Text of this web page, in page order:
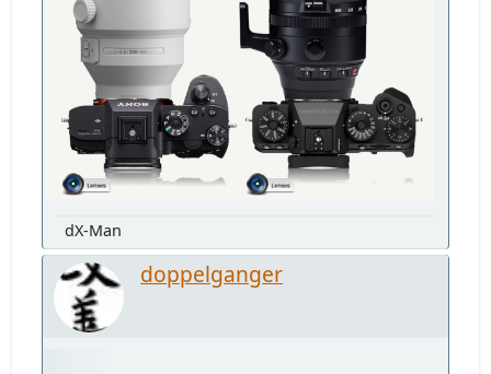
dX-Man
doppelganger